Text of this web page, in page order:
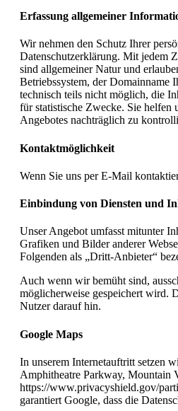
Erfassung allgemeiner
Wir nehmen den Schutz Ihrer
Datenschutzerklärung. Mit jedem
sind allgemeiner Natur und
Betriebssystem, der Domainname
technisch teils nicht möglich, die
für statistische Zwecke. Sie helfen
Angebotes nachträglich zu
Kontaktmöglichkeit
Wenn Sie uns per E-Mail
Einbindung von Diensten und
Unser Angebot umfasst mitunter
Grafiken und Bilder anderer
Folgenden als „Dritt-Anbieter“
Auch wenn wir bemüht sind,
möglicherweise gespeichert wird.
Nutzer darauf hin.
Google Maps
In unserem Internetauftritt setzen
Amphitheatre Parkway, Mountain
https://www.privacyshield.gov/
garantiert Google, dass die